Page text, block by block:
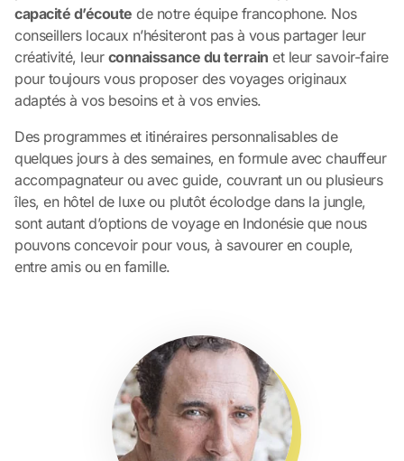
capacité d’écoute de notre équipe francophone. Nos
conseillers locaux n’hésiteront pas à vous partager leur
créativité, leur connaissance du terrain et leur savoir-faire
pour toujours vous proposer des voyages originaux
adaptés à vos besoins et à vos envies.
Des programmes et itinéraires personnalisables de
quelques jours à des semaines, en formule avec chauffeur
accompagnateur ou avec guide, couvrant un ou plusieurs
îles, en hôtel de luxe ou plutôt écolodge dans la jungle,
sont autant d’options de voyage en Indonésie que nous
pouvons concevoir pour vous, à savourer en couple,
entre amis ou en famille.